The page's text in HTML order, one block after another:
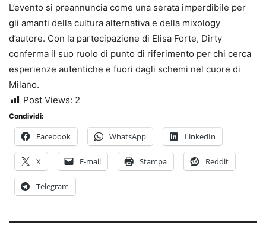
L’evento si preannuncia come una serata imperdibile per
gli amanti della cultura alternativa e della mixology
d’autore. Con la partecipazione di Elisa Forte, Dirty
conferma il suo ruolo di punto di riferimento per chi cerca
esperienze autentiche e fuori dagli schemi nel cuore di
Milano.
Post Views: 2
Condividi:
Facebook WhatsApp LinkedIn
X E-mail Stampa Reddit
Telegram